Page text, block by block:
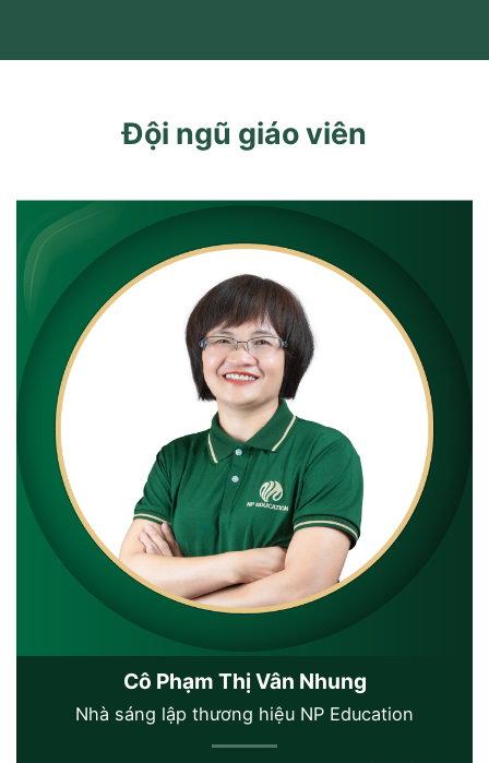
Đội ngũ giáo viên
Cô Phạm Thị Vân Nhung
Nhà sáng lập thương hiệu NP Education